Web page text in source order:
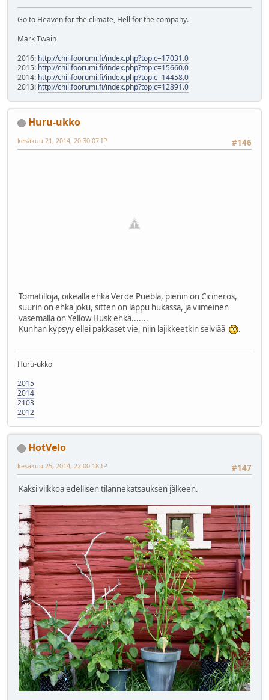
Go to Heaven for the climate, Hell for the company.
Mark Twain
2016: http://chilifoorumi.fi/index.php?topic=17031.0
2015: http://chilifoorumi.fi/index.php?topic=15660.0
2014: http://chilifoorumi.fi/index.php?topic=14458.0
2013: http://chilifoorumi.fi/index.php?topic=12891.0
Huru-ukko
#146
kesäkuu 21, 2014, 20:30:07 IP
Tomatilloja, oikealla ehkä Verde Puebla, pienin on Cicineros,
suurin on ehkä joku, sitten on lappu hukassa, ja viimeinen
vasemalla on Yellow Husk ehkä.......
Kunhan kypsyy ellei pakkaset vie, niin lajikkeetkin selviää
.
Huru-ukko
2015
2014
2103
2012
HotVelo
#147
kesäkuu 25, 2014, 22:00:18 IP
Kaksi viikkoa edellisen tilannekatsauksen jälkeen.